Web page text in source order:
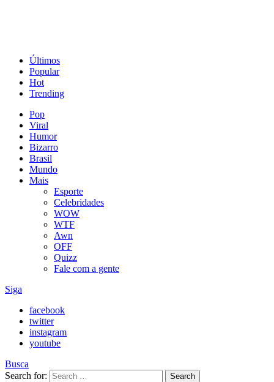
Últimos
Popular
Hot
Trending
Pop
Viral
Humor
Bizarro
Brasil
Mundo
Mais
Esporte
Celebridades
WOW
WTF
Awn
OFF
Quizz
Fale com a gente
Siga
facebook
twitter
instagram
youtube
Busca
Search for:
Search